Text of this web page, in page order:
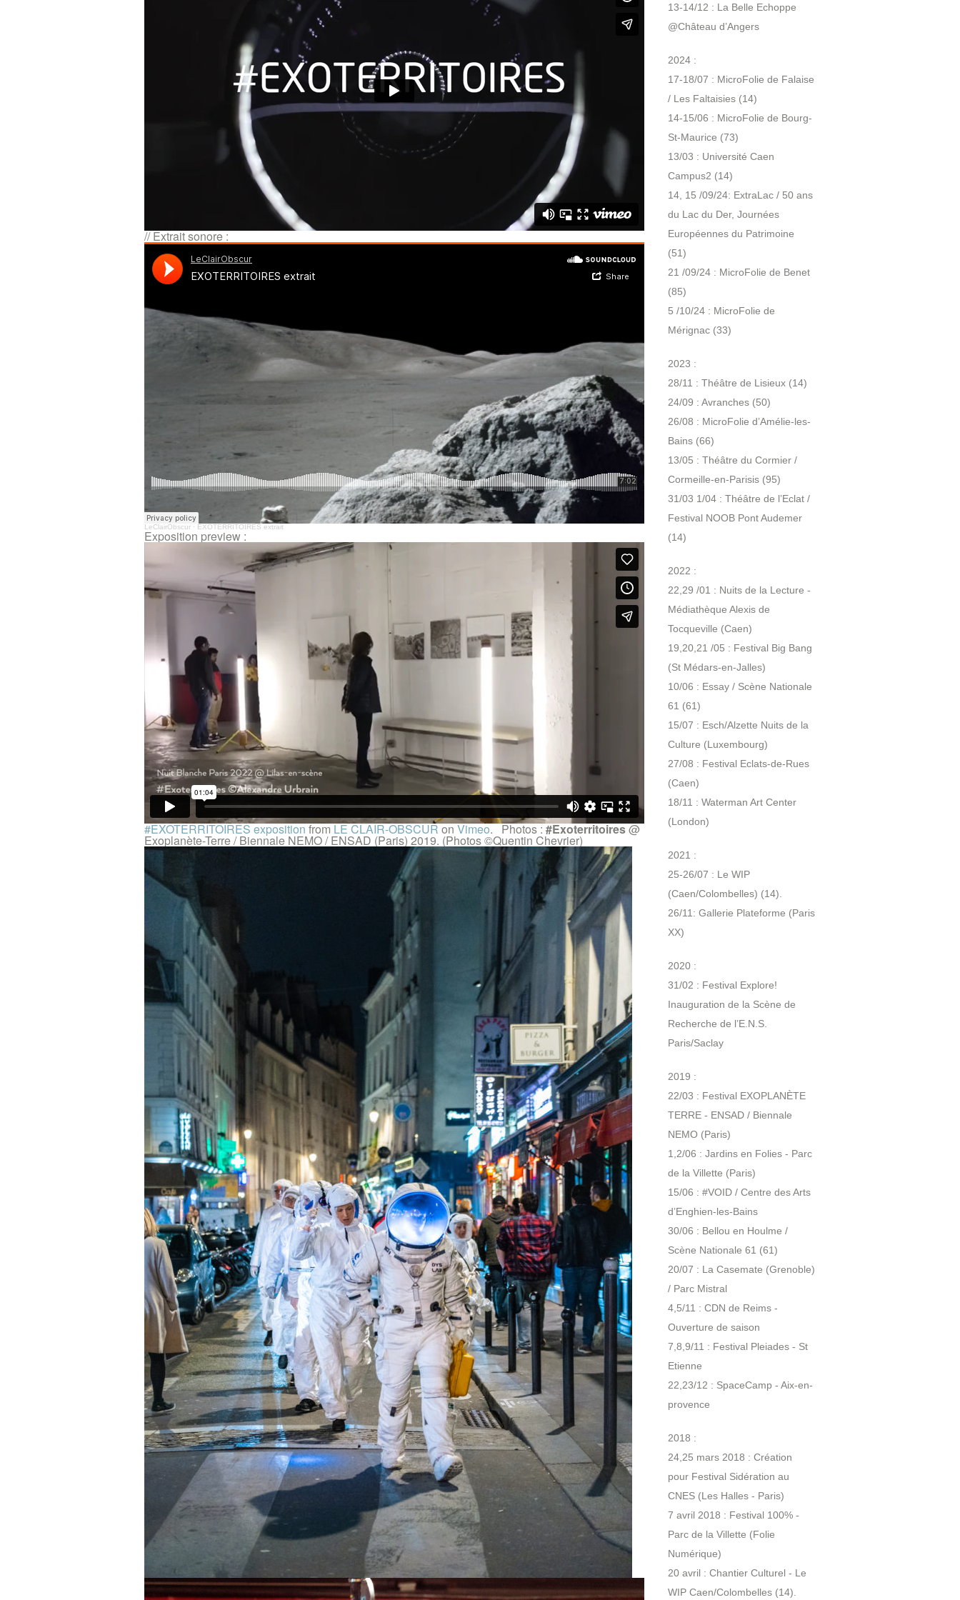
// Extrait sonore :
LeClairObscur · EXOTERRITOIRES extrait
Exposition preview :
#EXOTERRITOIRES expositionfromLE CLAIR-OBSCURonVimeo. Photos :#Exoterritoires@
Exoplanète-Terre / Biennale NEMO / ENSAD (Paris) 2019. (Photos ©Quentin Chevrier)
13-14/12 : La Belle Echoppe
@Château d’Angers
2024 :
17-18/07 : MicroFolie de Falaise
/ Les Faltaisies (14)
14-15/06 : MicroFolie de Bourg-
St-Maurice (73)
13/03 : Université Caen
Campus2 (14)
14, 15 /09/24: ExtraLac / 50 ans
du Lac du Der, Journées
Européennes du Patrimoine
(51)
21 /09/24 : MicroFolie de Benet
(85)
5 /10/24 : MicroFolie de
Mérignac (33)
2023 :
28/11 : Théâtre de Lisieux (14)
24/09 : Avranches (50)
26/08 : MicroFolie d’Amélie-les-
Bains (66)
13/05 : Théâtre du Cormier /
Cormeille-en-Parisis (95)
31/03 1/04 : Théâtre de l’Eclat /
Festival NOOB Pont Audemer
(14)
2022 :
22,29 /01 : Nuits de la Lecture -
Médiathèque Alexis de
Tocqueville (Caen)
19,20,21 /05 : Festival Big Bang
(St Médars-en-Jalles)
10/06 : Essay / Scène Nationale
61 (61)
15/07 : Esch/Alzette Nuits de la
Culture (Luxembourg)
27/08 : Festival Eclats-de-Rues
(Caen)
18/11 : Waterman Art Center
(London)
2021 :
25-26/07 : Le WIP
(Caen/Colombelles) (14).
26/11: Gallerie Plateforme (Paris
XX)
2020 :
31/02 : Festival Explore!
Inauguration de la Scène de
Recherche de l’E.N.S.
Paris/Saclay
2019 :
22/03 : Festival EXOPLANÈTE
TERRE - ENSAD / Biennale
NEMO (Paris)
1,2/06 : Jardins en Folies - Parc
de la Villette (Paris)
15/06 : #VOID / Centre des Arts
d’Enghien-les-Bains
30/06 : Bellou en Houlme /
Scène Nationale 61 (61)
20/07 : La Casemate (Grenoble)
/ Parc Mistral
4,5/11 : CDN de Reims -
Ouverture de saison
7,8,9/11 : Festival Pleiades - St
Etienne
22,23/12 : SpaceCamp - Aix-en-
provence
2018 :
24,25 mars 2018 : Création
pour Festival Sidération au
CNES (Les Halles - Paris)
7 avril 2018 : Festival 100% -
Parc de la Villette (Folie
Numérique)
20 avril : Chantier Culturel - Le
WIP Caen/Colombelles (14).